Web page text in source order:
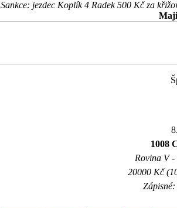
Sankce: jezdec Koplík 4 Radek 500 Kč za
1008
Rovina V
20000 Kč